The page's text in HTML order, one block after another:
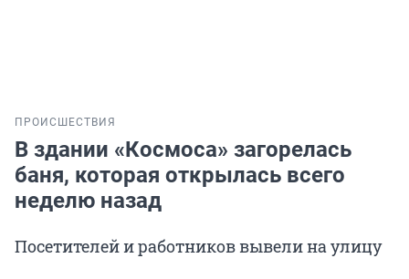
ПРОИСШЕСТВИЯ
В здании «Космоса» загорелась
баня, которая открылась всего
неделю назад
Посетителей и работников вывели на улицу